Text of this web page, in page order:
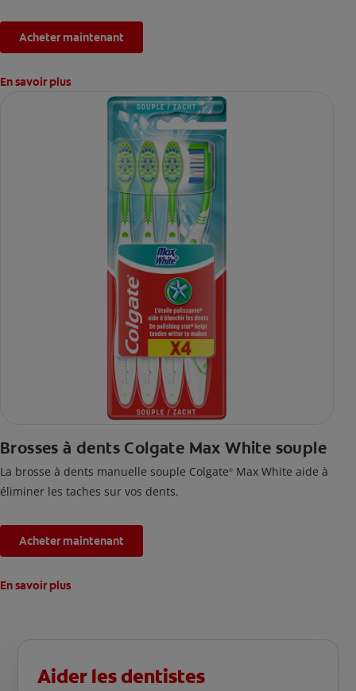
Acheter maintenant
En savoir plus
Brosses à dents Colgate Max White souple
La brosse à dents manuelle souple Colgate® Max White aide à
éliminer les taches sur vos dents.
Acheter maintenant
En savoir plus
Aider les dentistes